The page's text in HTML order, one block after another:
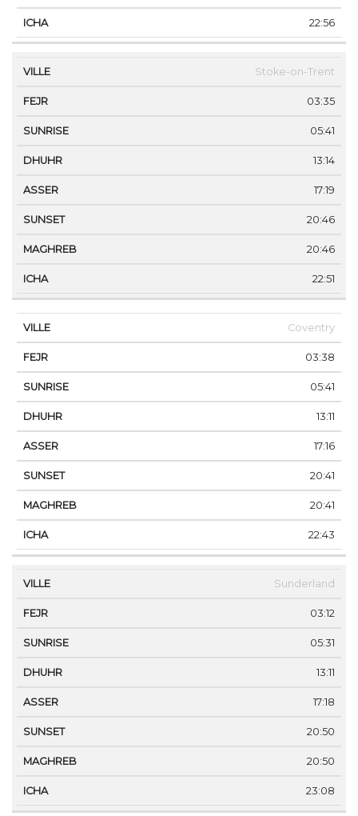
22:56
Stoke-on-Trent
03:35
05:41
13:14
17:19
20:46
20:46
22:51
Coventry
03:38
05:41
13:11
17:16
20:41
20:41
22:43
Sunderland
03:12
05:31
13:11
17:18
20:50
20:50
23:08